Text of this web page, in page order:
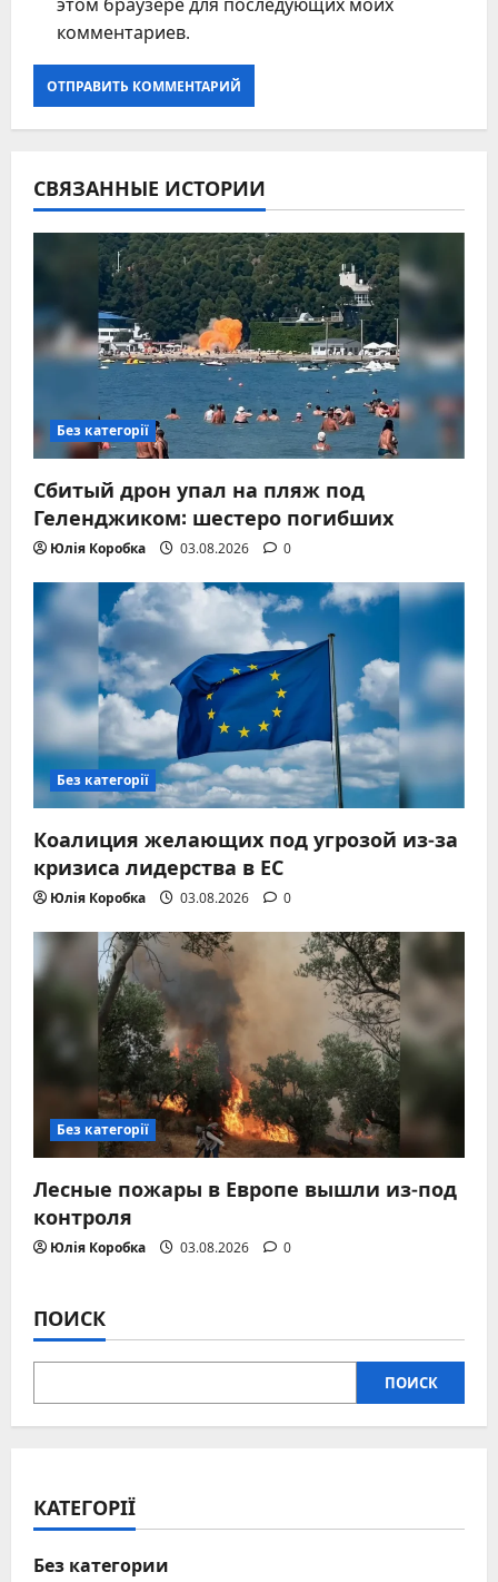
комментариев.
СВЯЗАННЫЕ ИСТОРИИ
Без категорії
Сбитый дрон упал на пляж под
Геленджиком: шестеро погибших
Юлія Коробка 03.08.2026 0
Без категорії
Коалиция желающих под угрозой из-за
кризиса лидерства в ЕС
Юлія Коробка 03.08.2026 0
Без категорії
Лесные пожары в Европе вышли из-под
контроля
Юлія Коробка 03.08.2026 0
ПОИСК
ПОИСК
КАТЕГОРІЇ
Без категории